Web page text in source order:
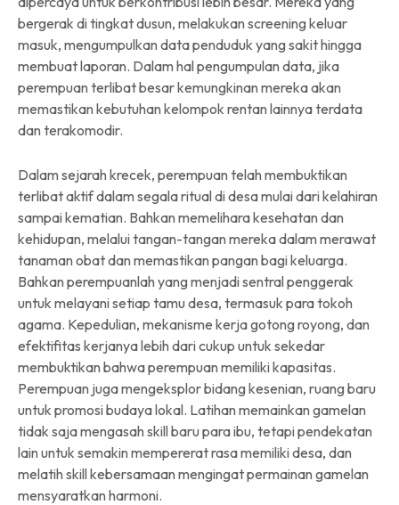
bergerak di tingkat dusun, melakukan screening keluar
masuk, mengumpulkan data penduduk yang sakit hingga
membuat laporan. Dalam hal pengumpulan data, jika
perempuan terlibat besar kemungkinan mereka akan
memastikan kebutuhan kelompok rentan lainnya terdata
dan terakomodir.
Dalam sejarah krecek, perempuan telah membuktikan
terlibat aktif dalam segala ritual di desa mulai dari kelahiran
sampai kematian. Bahkan memelihara kesehatan dan
kehidupan, melalui tangan-tangan mereka dalam merawat
tanaman obat dan memastikan pangan bagi keluarga.
Bahkan perempuanlah yang menjadi sentral penggerak
untuk melayani setiap tamu desa, termasuk para tokoh
agama. Kepedulian, mekanisme kerja gotong royong, dan
efektifitas kerjanya lebih dari cukup untuk sekedar
membuktikan bahwa perempuan memiliki kapasitas.
Perempuan juga mengeksplor bidang kesenian, ruang baru
untuk promosi budaya lokal. Latihan memainkan gamelan
tidak saja mengasah skill baru para ibu, tetapi pendekatan
lain untuk semakin mempererat rasa memiliki desa, dan
melatih skill kebersamaan mengingat permainan gamelan
mensyaratkan harmoni.